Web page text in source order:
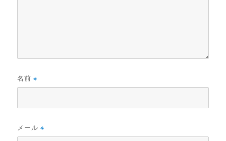
名前※
メール※